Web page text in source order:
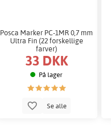
Posca Marker PC-1MR 0,7 mm
Ultra Fin (22 forskellige
farver)
33 DKK
På lager
Se alle